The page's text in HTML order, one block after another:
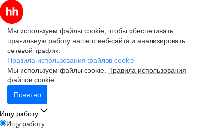
Мы используем файлы cookie, чтобы обеспечивать
правильную работу нашего веб-сайта и анализировать
сетевой трафик.
Правила использования файлов cookie
Мы используем файлы cookie. Правила использования
файлов cookie
Понятно
Ищу работу
Ищу работу